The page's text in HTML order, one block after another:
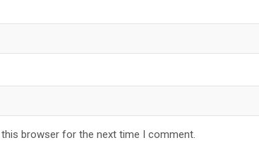
browser for the next time I comment.